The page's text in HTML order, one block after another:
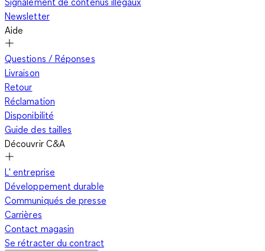
Newsletter
Aide
Questions / Réponses
Livraison
Retour
Réclamation
Disponibilité
Guide des tailles
Découvrir C&A
L' entreprise
Développement durable
Communiqués de presse
Carrières
Contact magasin
Se rétracter du contract